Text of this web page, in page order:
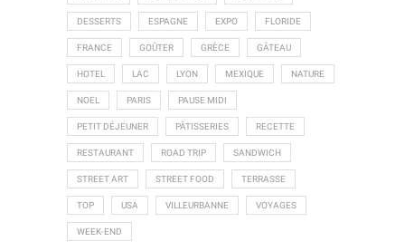
DESSERTS ESPAGNE EXPO FLORIDE
FRANCE GOÛTER GRÈCE GÂTEAU
HOTEL LAC LYON MEXIQUE NATURE
NOEL PARIS PAUSE MIDI
PETIT DÉJEUNER PÂTISSERIES RECETTE
RESTAURANT ROAD TRIP SANDWICH
STREET ART STREET FOOD TERRASSE
TOP USA VILLEURBANNE VOYAGES
WEEK-END